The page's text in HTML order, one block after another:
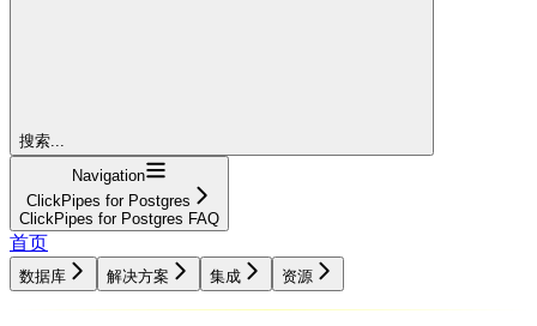
搜索...
Navigation
ClickPipes for Postgres
ClickPipes for Postgres FAQ
首页
数据库 解决方案 集成 资源